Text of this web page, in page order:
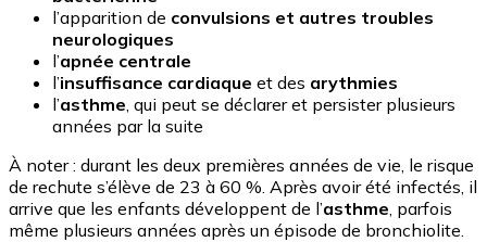
l’apparition de convulsions et autres troubles
neurologiques
l’apnée centrale
l’insuffisance cardiaque et des arythmies
l’asthme , qui peut se déclarer et persister plusieurs
années par la suite
À noter : durant les deux premières années de vie, le risque
de rechute s’élève de 23 à 60 %. Après avoir été infectés, il
arrive que les enfants développent de l’asthme , parfois
même plusieurs années après un épisode de bronchiolite.